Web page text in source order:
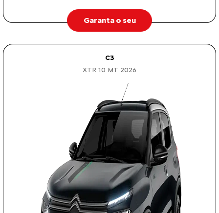
Garanta o seu
C3
XTR 1.0 MT 2026